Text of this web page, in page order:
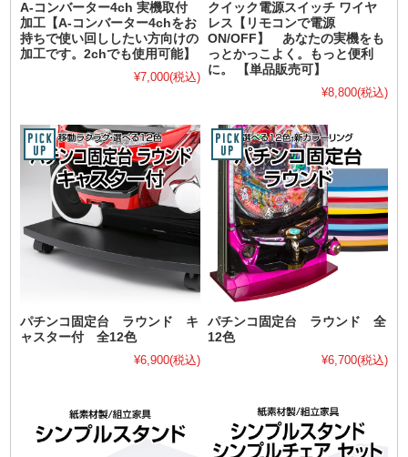
A-コンバーター4ch 実機取付
加工【A-コンバーター4chをお
持ちで使い回ししたい方向けの
加工です。2chでも使用可能】
¥7,000(税込)
クイック電源スイッチ ワイヤ
レス【リモコンで電源
ON/OFF】 あなたの実機をも
っとかっこよく。もっと便利
に。 【単品販売可】
¥8,800(税込)
パチンコ固定台 ラウンド キ
ャスター付 全12色
¥6,900(税込)
パチンコ固定台 ラウンド 全
12色
¥6,700(税込)